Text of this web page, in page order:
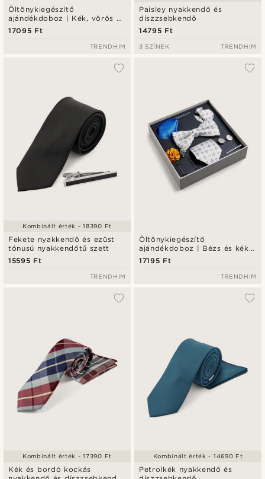
Öltönykiegészítő
ajándékdoboz | Kék, vörös és
ezüst tónusú szett
17095 Ft
TRENDHIM
Paisley nyakkendő és
díszzsebkendő
14795 Ft
3 SZÍNEK TRENDHIM
Fekete nyakkendő és ezüst
tónusú nyakkendőtű szett
15595 Ft
Kombinált érték - 18390 Ft
TRENDHIM
Öltönykiegészítő
ajándékdoboz | Bézs és kék
virágmintás szett
17195 Ft
TRENDHIM
Kék és bordó kockás
Kombinált érték - 17390 Ft
Petrolkék nyakkendő és
Kombinált érték - 14690 Ft